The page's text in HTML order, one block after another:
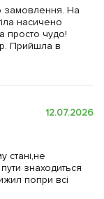
замовлення. На
насичено
просто чудо!
Прийшла в
12.07.2026
стані,не
знаходиться
попри всі